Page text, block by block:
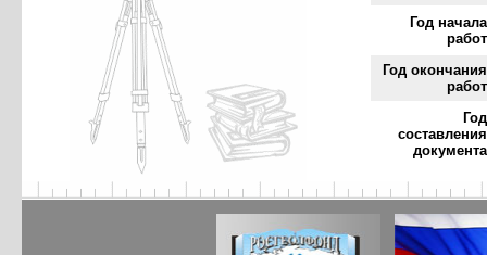
Год начала
работ
Год окончания
работ
Год
составления
документа